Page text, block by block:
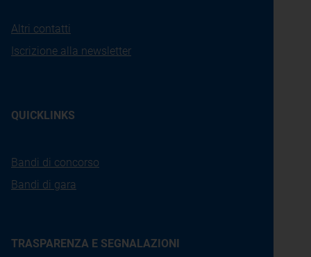
Altri contatti
Iscrizione alla newsletter
QUICKLINKS
Bandi di concorso
Bandi di gara
TRASPARENZA E SEGNALAZIONI